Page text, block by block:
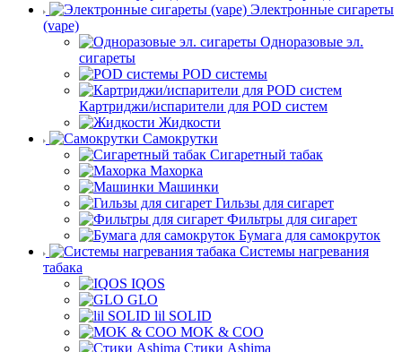
Электронные сигареты
(vape)
Одноразовые эл.
сигареты
POD системы
Картриджи/испарители для POD систем
Жидкости
Самокрутки
Сигаретный табак
Махорка
Машинки
Гильзы для сигарет
Фильтры для сигарет
Бумага для самокруток
Системы нагревания
табака
IQOS
GLO
lil SOLID
MOK & COO
Стики Ashima